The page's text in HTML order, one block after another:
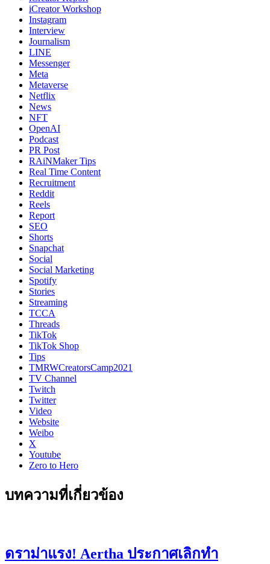
iCreator Workshop
Instagram
Interview
Journalism
LINE
Messenger
Meta
Metaverse
Netflix
News
NFT
OpenAI
Podcast
PR Post
RAiNMaker Tips
Real Time Content
Recruitment
Reddit
Reels
Report
SEO
Shorts
Snapchat
Social
Social Marketing
Spotify
Stories
Streaming
TCCA
Threads
TikTok
TikTok Shop
Tips
TMRWCreatorsCamp2021
TV Channel
Twitch
Twitter
Video
Website
Weibo
X
Youtube
Zero to Hero
บทความที่เกี่ยวข้อง
ดราม่าแรง! Aertha ประกาศเลิกทำ